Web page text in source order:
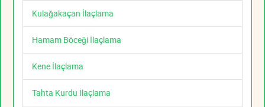
Kulağakaçan İlaçlama
Hamam Böceği İlaçlama
Kene İlaçlama
Tahta Kurdu İlaçlama